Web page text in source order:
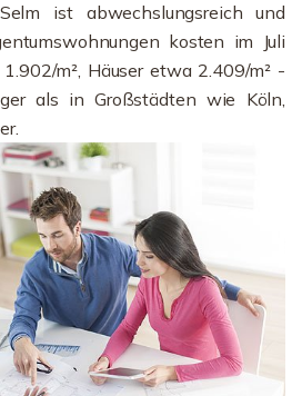
ist abwechslungsreich und
kosten im Juli
m², Häuser etwa 2.409/m² -
als in Großstädten wie Köln,